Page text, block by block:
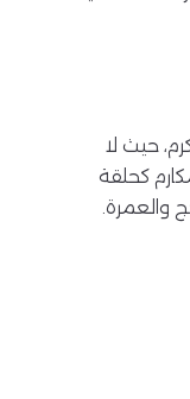
حيث لا
كحلقة
والعمرة.